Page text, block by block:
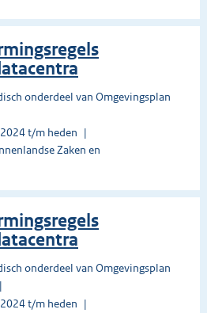
onderdeel van Omgevingsplan
t/m heden
Zaken en
onderdeel van Omgevingsplan
t/m heden